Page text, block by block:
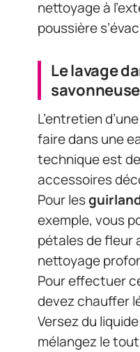
nettoyage à
poussière
Le lavage
savonneuse
L’entretien
faire dans une
technique est
accessoires
Pour les
exemple, vous
pétales de fleur
nettoyage
Pour effectuer
devez chauffer
Versez du
mélangez le